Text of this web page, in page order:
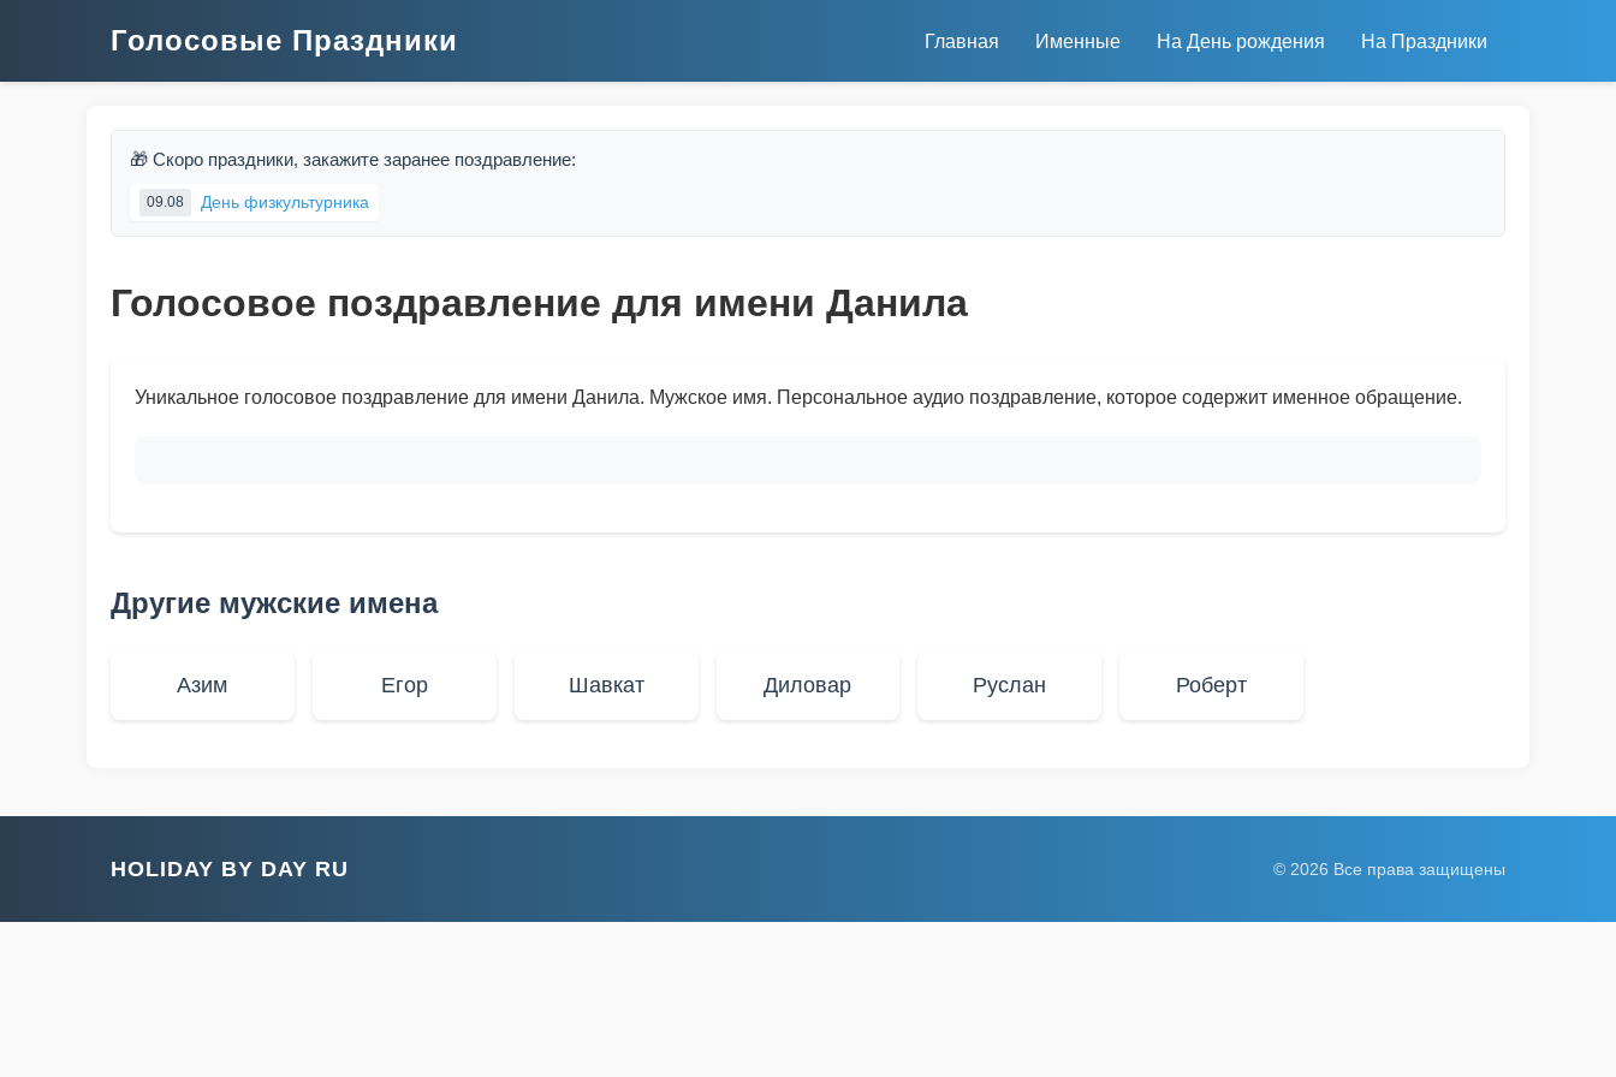
Голосовые Праздники Главная Именные На День рождения На Праздники
🎁 Скоро праздники, закажите заранее поздравление:
09.08 День физкультурника
Голосовое поздравление для имени Данила
Уникальное голосовое поздравление для имени Данила. Мужское имя. Персональное аудио поздравление, которое содержит именное обращение.
Другие мужские имена
Азим Егор Шавкат Диловар Руслан Роберт
HOLIDAY BY DAY RU © 2026 Все права защищены